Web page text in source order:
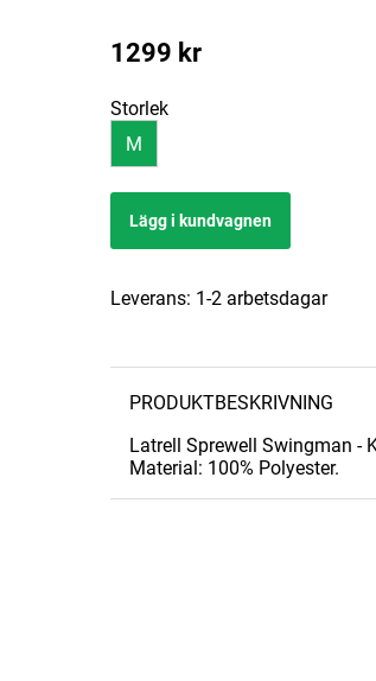
1299 kr
Storlek
M
Lägg i kundvagnen
Leverans: 1-2 arbetsdagar
PRODUKTBESKRIVNING
Latrell Sprewell Swingman -
Material: 100% Polyester.